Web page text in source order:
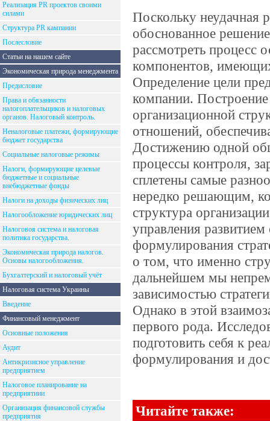
Реализация PR проектов своими
силами
Структура PR кампании
Послесловие
Статьи на нашем сайте
Экономическая природа менеджмента
Предисловие
Права и обязанности
налогоплательщиков и налоговых
органов. Налоговый контроль.
Неналоговые платежи, формирующие
бюджет государства
Социальные налоговые режимы
Налоги, формирующие целевые
бюджетные и социальные
внебюджетные фонды
Налоги на доходы физических лиц
Налогообложение юридических лиц
Налоговоя система и налоговая
политика государства.
Экономическая природа налогов.
Основы налогообложения.
Бухгалтерский и налоговый учёт
Налоговая система Украины
Введение
Финансовый менеджмент
Основные положения
Аудит
Антикризисное управление
предприятием
Налоговое планирование на
предприятиии
Организация финансовой службы
предприятия
Поскольку неудачная
обоснованное
рассмотреть процесс
компонентов,
Определение цели
компании.
организационной
отношений,
Достижению одной
процессы контроля,
сплетены самые
нередко решающим,
структура
управления развитием
формулирования
о том, что именно
дальнейшем мы
зависимостью
Однако в этой
первого рода.
подготовить себя к
формулирования и
Читайте также: